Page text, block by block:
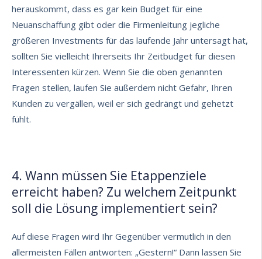
herauskommt, dass es gar kein Budget für eine
Neuanschaffung gibt oder die Firmenleitung jegliche
größeren Investments für das laufende Jahr untersagt hat,
sollten Sie vielleicht Ihrerseits Ihr Zeitbudget für diesen
Interessenten kürzen. Wenn Sie die oben genannten
Fragen stellen, laufen Sie außerdem nicht Gefahr, Ihren
Kunden zu vergällen, weil er sich gedrängt und gehetzt
fühlt.
4. Wann müssen Sie Etappenziele
erreicht haben? Zu welchem Zeitpunkt
soll die Lösung implementiert sein?
Auf diese Fragen wird Ihr Gegenüber vermutlich in den
allermeisten Fällen antworten: „Gestern!“ Dann lassen Sie